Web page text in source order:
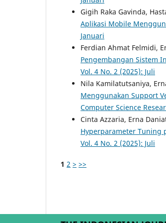
Gigih Raka Gavinda,
Aplikasi Mobile
Januari
Ferdian Ahmat Felmidi,
Pengembangan Sistem
Vol. 4 No. 2 (2025): Juli
Nila Kamilatutsaniya,
Menggunakan Support
Computer Science
Cinta Azzaria, Erna
Hyperparameter Tuning
Vol. 4 No. 2 (2025): Juli
1 2 > >>